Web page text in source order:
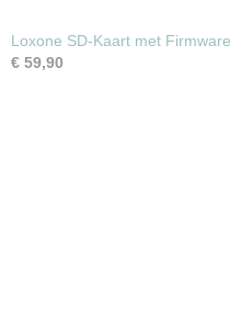
Loxone SD-Kaart met
€ 59,90